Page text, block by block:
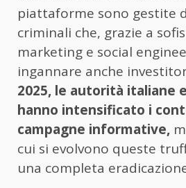
piattaforme sono gestite
criminali che, grazie a
marketing e social
ingannare anche
2025, le autorità italiane
hanno intensificato i
campagne informative,
cui si evolvono queste
una completa